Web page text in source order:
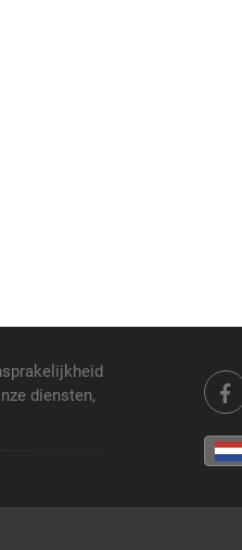
diensten,